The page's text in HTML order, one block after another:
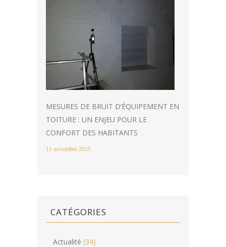
MESURES DE BRUIT D’ÉQUIPEMENT EN
TOITURE : UN ENJEU POUR LE
CONFORT DES HABITANTS
11 novembre 2025
CATÉGORIES
Actualité (34)